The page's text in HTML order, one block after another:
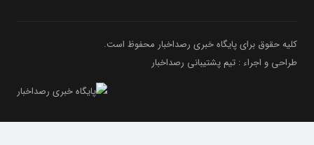
کلیه حقوق برای پایگاه خبری رصداخبار محفوظ است.
طراحی و اجراء : تیم پشتیبانی رصداخبار